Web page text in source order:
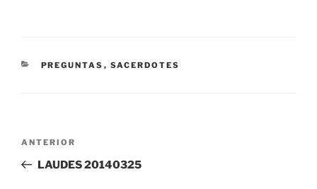
CATEGORÍAS
PREGUNTAS , SACERDOTES
entradas
Entrada
anterior:
ANTERIOR
LAUDES 20140325